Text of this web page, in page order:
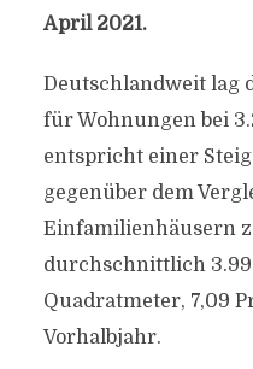
April 2021.
Deutschlandweit lag
für Wohnungen bei
entspricht einer
gegenüber dem
Einfamilienhäusern
durchschnittlich
Quadratmeter, 7,09
Vorhalbjahr.